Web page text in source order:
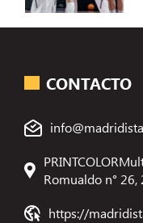
CONTACTO
Romualdo n°
https://